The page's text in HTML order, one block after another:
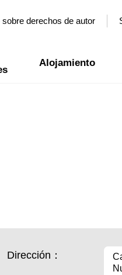
derechos de autor
Alojamiento
Dirección：